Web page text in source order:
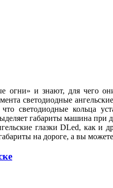
огни» и знают, для чего
светодиодные
светодиодные кольца
габариты машина при
глазки DLed, как и
на дороге, а вы